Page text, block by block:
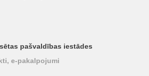
pašvaldības iestādes
e-pakalpojumi